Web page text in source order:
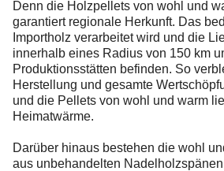
Denn die Holzpellets von wohl und
garantiert regionale Herkunft. Das
Importholz verarbeitet wird und die
innerhalb eines Radius von 150 km
Produktionsstätten befinden. So
Herstellung und gesamte
und die Pellets von wohl und warm
Heimatwärme.
Darüber hinaus bestehen die wohl
aus unbehandelten